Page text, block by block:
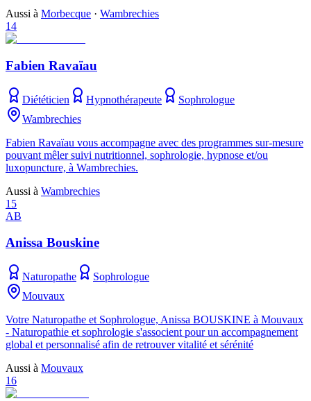
Aussi à Morbecque · Wambrechies
14
Fabien Ravaïau
Diététicien Hypnothérapeute
Sophrologue
Wambrechies
Fabien Ravaïau vous accompagne avec des programmes sur-mesure
pouvant mêler suivi nutritionnel, sophrologie, hypnose et/ou
luxopuncture, à Wambrechies.
Aussi à Wambrechies
15
AB
Anissa Bouskine
Naturopathe
Sophrologue
Mouvaux
Votre Naturopathe et Sophrologue, Anissa BOUSKINE à Mouvaux
- Naturopathie et sophrologie s'associent pour un accompagnement
global et personnalisé afin de retrouver vitalité et sérénité
Aussi à Mouvaux
16